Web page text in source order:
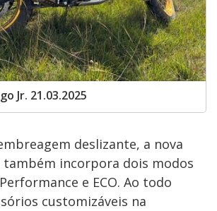
Jr. 21.03.2025
deslizante, a nova
também incorpora dois modos
e ECO. Ao todo
customizáveis na